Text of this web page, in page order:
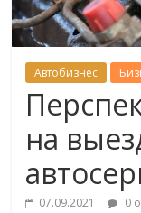
Автобизнес
на
07.09.2021 0